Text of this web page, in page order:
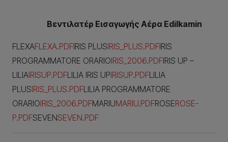
Βεντιλατέρ Εισαγωγής Αέρα Edilkamin
FLEXAFLEXA.PDFIRIS PLUSIRIS_PLUS.PDFIRIS
PROGRAMMATORE ORARIOIRIS_2006.PDFIRIS UP –
LILIAIRISUP.PDFLILIA IRIS UPIRISUP.PDFLILIA
PLUSIRIS_PLUS.PDFLILIA PROGRAMMATORE
ORARIOIRIS_2006.PDFMARIUMARIU.PDFROSEROSE-
P.PDFSEVENSEVEN.PDF